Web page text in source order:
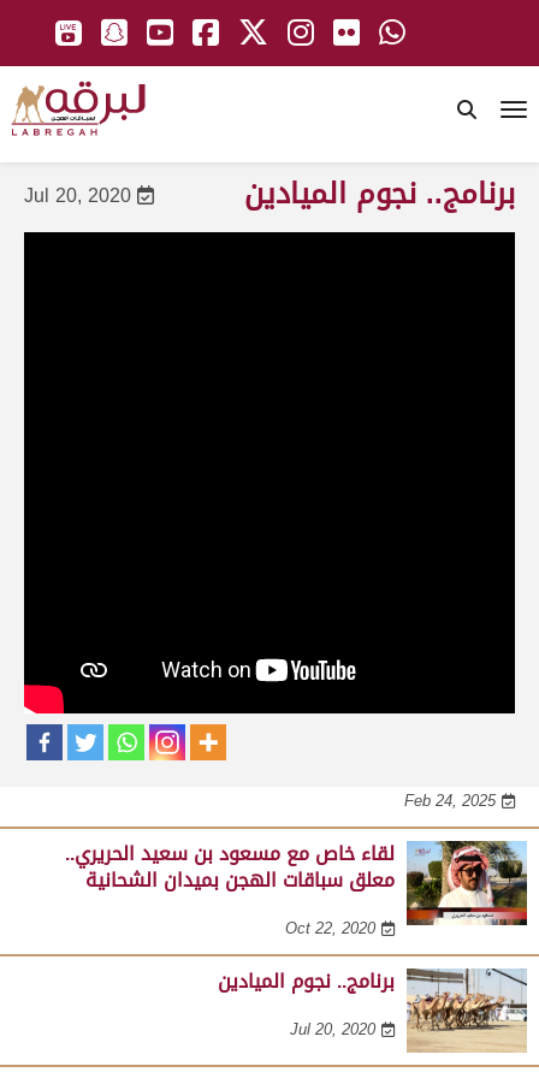
لقاء مع عبدالله بن عبدالكريم الشمري .. مدير عام الرياضات
التراثية بالهيئة الملكية لمحافظة العلا على هامش مهرجان
Feb 24, 2025
لقاء خاص مع مسعود بن سعيد الحريري..
معلق سباقات الهجن بميدان الشحانية
Oct 22, 2020
برنامج.. نجوم الميادين
Jul 20, 2020
Jul 20, 2020 برنامج.. نجوم الميادين